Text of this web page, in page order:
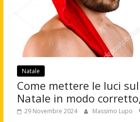
Natale
Come mettere le luci
Natale in modo
29 Novembre 2024 Massimo Lupo